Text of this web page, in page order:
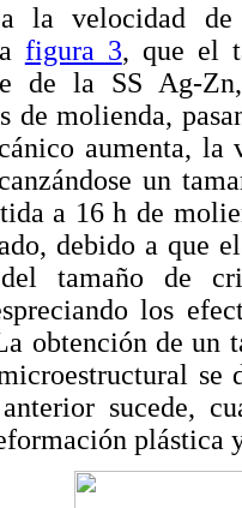
la velocidad de
figura 3, que el
de la SS Ag-
de molienda,
aumenta,
un
a 16 h de
debido a que
tamaño de
los
obtención de un
se
sucede,